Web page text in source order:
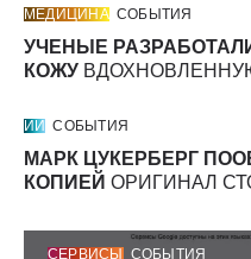
МЕДИЦИНА СОБЫТИЯ
УЧЕНЫЕ
КОЖУ
ИИ СОБЫТИЯ
МАРК ЦУКЕРБЕРГ
КОПИЕЙ ОРИГИНАЛ
СЕРВИСЫ СОБЫТИЯ